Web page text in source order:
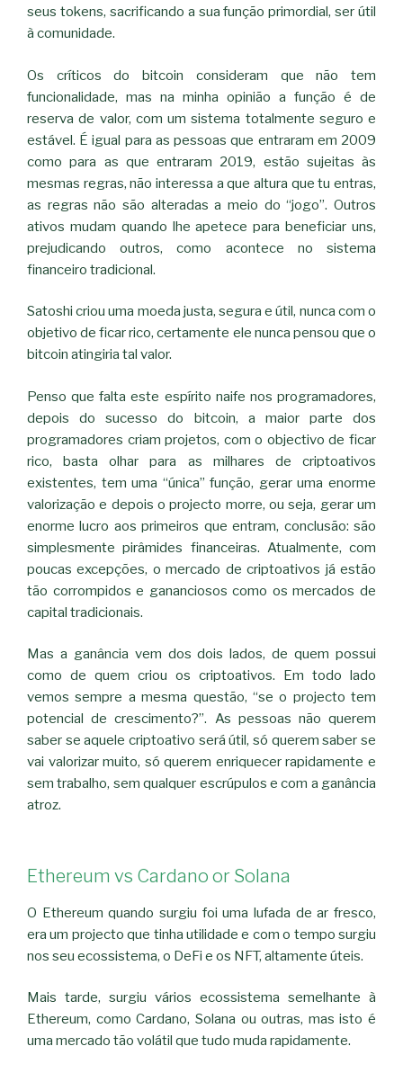
seus tokens, sacrificando a sua função primordial, ser útil
à comunidade.
Os críticos do bitcoin consideram que não tem
funcionalidade, mas na minha opinião a função é de
reserva de valor, com um sistema totalmente seguro e
estável. É igual para as pessoas que entraram em 2009
como para as que entraram 2019, estão sujeitas às
mesmas regras, não interessa a que altura que tu entras,
as regras não são alteradas a meio do “jogo”. Outros
ativos mudam quando lhe apetece para beneficiar uns,
prejudicando outros, como acontece no sistema
financeiro tradicional.
Satoshi criou uma moeda justa, segura e útil, nunca com o
objetivo de ficar rico, certamente ele nunca pensou que o
bitcoin atingiria tal valor.
Penso que falta este espírito naife nos programadores,
depois do sucesso do bitcoin, a maior parte dos
programadores criam projetos, com o objectivo de ficar
rico, basta olhar para as milhares de criptoativos
existentes, tem uma “única” função, gerar uma enorme
valorização e depois o projecto morre, ou seja, gerar um
enorme lucro aos primeiros que entram, conclusão: são
simplesmente pirâmides financeiras. Atualmente, com
poucas excepções, o mercado de criptoativos já estão
tão corrompidos e gananciosos como os mercados de
capital tradicionais.
Mas a ganância vem dos dois lados, de quem possui
como de quem criou os criptoativos. Em todo lado
vemos sempre a mesma questão, “se o projecto tem
potencial de crescimento?”. As pessoas não querem
saber se aquele criptoativo será útil, só querem saber se
vai valorizar muito, só querem enriquecer rapidamente e
sem trabalho, sem qualquer escrúpulos e com a ganância
atroz.
Ethereum vs Cardano or Solana
O Ethereum quando surgiu foi uma lufada de ar fresco,
era um projecto que tinha utilidade e com o tempo surgiu
nos seu ecossistema, o DeFi e os NFT, altamente úteis.
Mais tarde, surgiu vários ecossistema semelhante à
Ethereum, como Cardano, Solana ou outras, mas isto é
uma mercado tão volátil que tudo muda rapidamente.